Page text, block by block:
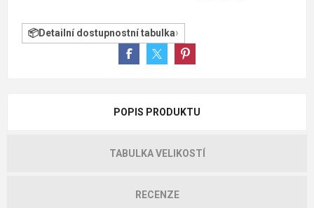
Detailní dostupnostní tabulka
POPIS PRODUKTU
TABULKA VELIKOSTÍ
RECENZE